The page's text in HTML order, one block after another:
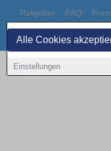
Alle Cookies
Einstellungen
Ratgeber FAQ
Copyright © 2000 - 2026 | 1A